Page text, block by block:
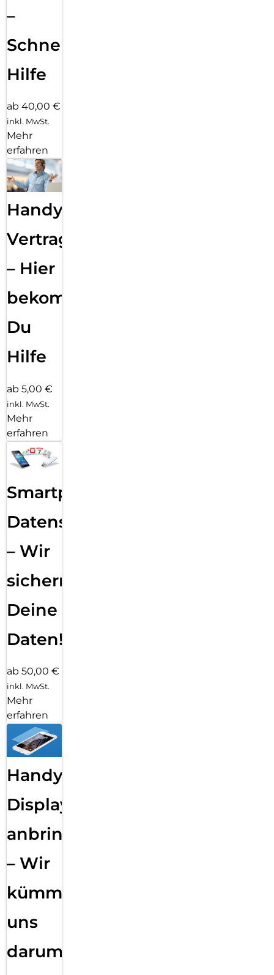
–
Schnelle
Hilfe
ab 40,00 €
inkl. MwSt.
Mehr
erfahren
Handy
Vertragsabwicklung
– Hier
bekommst
Du
Hilfe
ab 5,00 €
inkl. MwSt.
Mehr
erfahren
Smartphone
Datensicherung
– Wir
sichern
Deine
Daten!
ab 50,00 €
inkl. MwSt.
Mehr
erfahren
Handy
Displayfolie
anbringen
– Wir
kümmern
uns
darum!